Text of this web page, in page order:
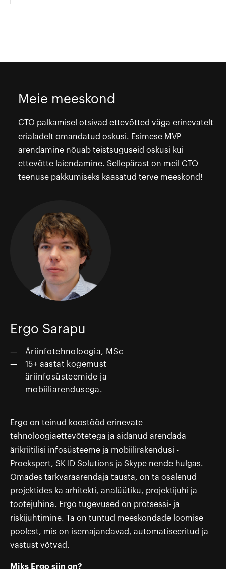
Meie meeskond
CTO palkamisel otsivad ettevõtted väga erinevatelt
erialadelt omandatud oskusi. Esimese MVP
arendamine nõuab teistsuguseid oskusi kui
ettevõtte laiendamine. Sellepärast on meil CTO
teenuse pakkumiseks kaasatud terve meeskond!
Ergo Sarapu
Äriinfotehnoloogia, MSc
15+ aastat kogemust
äriinfosüsteemide ja
mobiiliarendusega.
Ergo on teinud koostööd erinevate
tehnoloogiaettevõtetega ja aidanud arendada
ärikriitilisi infosüsteeme ja mobiilirakendusi -
Proekspert, SK ID Solutions ja Skype nende hulgas.
Omades tarkvaraarendaja tausta, on ta osalenud
projektides ka arhitekti, analüütiku, projektijuhi ja
tootejuhina. Ergo tugevused on protsessi- ja
riskijuhtimine. Ta on tuntud meeskondade loomise
poolest, mis on isemajandavad, automatiseeritud ja
vastust võtvad.
Miks Ergo siin on?